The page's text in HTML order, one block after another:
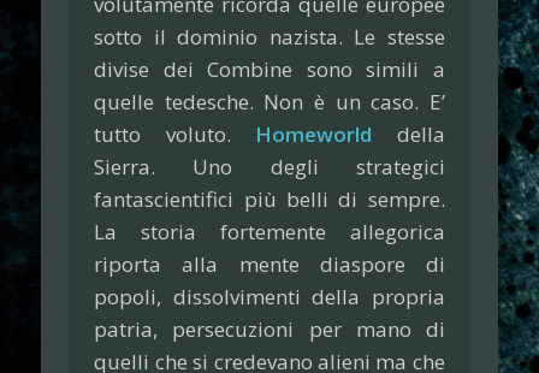
sotto il dominio nazista. Le stesse
divise dei Combine sono simili a
quelle tedesche. Non è un caso. E’
tutto voluto. Homeworld della
Sierra. Uno degli strategici
fantascientifici più belli di sempre.
La storia fortemente allegorica
riporta alla mente diaspore di
popoli, dissolvimenti della propria
patria, persecuzioni per mano di
quelli che si credevano alieni ma che